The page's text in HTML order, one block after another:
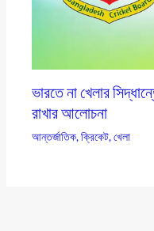
ভারতে না খেলার
রাখার আলোচনা
আন্তর্জাতিক,ক্রিকেট,খেলা